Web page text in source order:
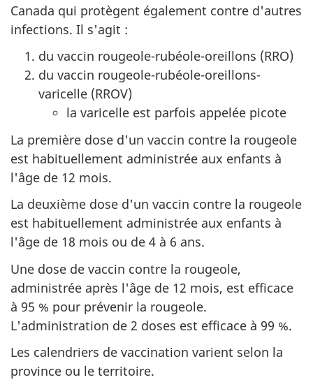
Canada qui protègent également contre d'autres
infections. Il s'agit :
du vaccin rougeole-rubéole-oreillons (RRO)
du vaccin rougeole-rubéole-oreillons-
varicelle (RROV)
la varicelle est parfois appelée picote
La première dose d'un vaccin contre la rougeole
est habituellement administrée aux enfants à
l'âge de 12 mois.
La deuxième dose d'un vaccin contre la rougeole
est habituellement administrée aux enfants à
l'âge de 18 mois ou de 4 à 6 ans.
Une dose de vaccin contre la rougeole,
administrée après l'âge de 12 mois, est efficace
à 95 % pour prévenir la rougeole.
L'administration de 2 doses est efficace à 99 %.
Les calendriers de vaccination varient selon la
province ou le territoire.